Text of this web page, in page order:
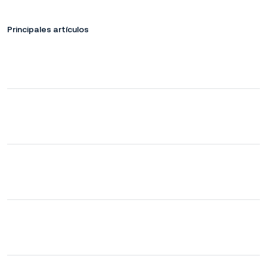
Principales artículos